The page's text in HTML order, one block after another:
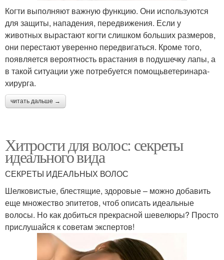
Когти выполняют важную функцию. Они используются
для защиты, нападения, передвижения. Если у
животных вырастают когти слишком больших размеров,
они перестают уверенно передвигаться. Кроме того,
появляется вероятность врастания в подушечку лапы, а
в такой ситуации уже потребуется помощьветеринара-
хирурга.
читать дальше →
Хитрости для волос: секреты
идеального вида
СЕКРЕТЫ ИДЕАЛЬНЫХ ВОЛОС
Шелковистые, блестящие, здоровые – можно добавить
еще множество эпитетов, чтоб описать идеальные
волосы. Но как добиться прекрасной шевелюры? Просто
прислушайся к советам экспертов!